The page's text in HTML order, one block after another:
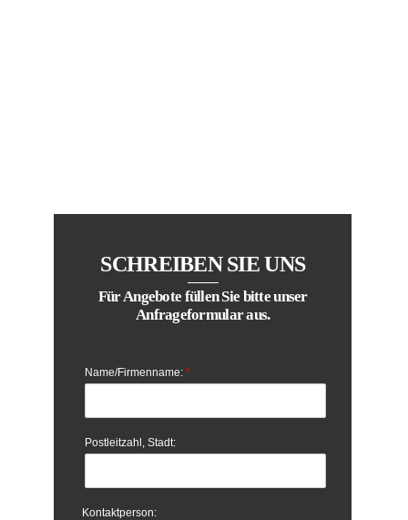
SCHREIBEN SIE UNS
Für Angebote füllen Sie bitte unser
Anfrageformular aus.
Name/Firmenname:*
Postleitzahl, Stadt:
Kontaktperson: